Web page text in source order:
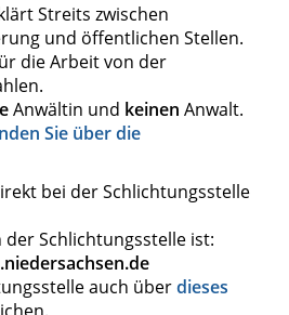
Streits zwischen
und öffentlichen Stellen.
die Arbeit von der
Anwältin und keinen Anwalt.
Sie über die
bei der Schlichtungsstelle
Schlichtungsstelle ist:
auch überdieses